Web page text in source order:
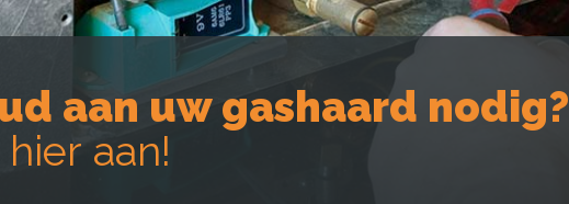
aan uw gashaard nodig?
aan!